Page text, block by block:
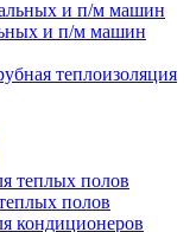
и п/м машин
теплоизоляция
полов